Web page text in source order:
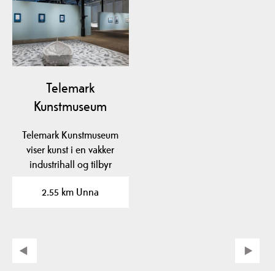
Telemark
Kunstmuseum
Telemark Kunstmuseum
viser kunst i en vakker
industrihall og tilbyr
2.55 km Unna